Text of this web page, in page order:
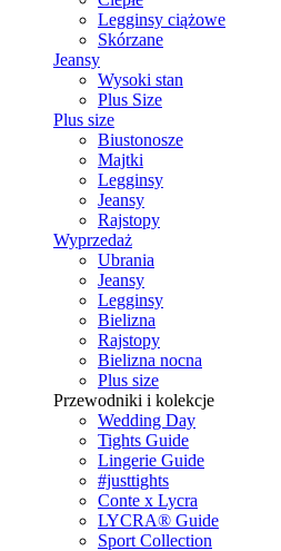
Legginsy ciążowe
Skórzane
Jeansy
Wysoki stan
Plus Size
Plus size
Biustonosze
Majtki
Legginsy
Jeansy
Rajstopy
Wyprzedaż
Ubrania
Jeansy
Legginsy
Bielizna
Rajstopy
Bielizna nocna
Plus size
Przewodniki i kolekcje
Wedding Day
Tights Guide
Lingerie Guide
#justtights
Conte x Lycra
LYCRA® Guide
Sport Сollection